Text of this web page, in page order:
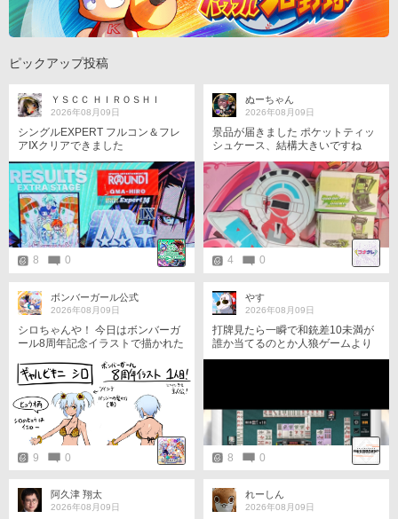
ピックアップ投稿
ＹＳＣＣ ＨＩＲＯＳＨＩ
2026年08月09日
シングルEXPERT フルコン＆フレ
アⅨクリアできました
8 0
ぬーちゃん
2026年08月09日
景品が届きました ポケットティッ
シュケース、結構大きいですね
4 0
ボンバーガール公式
2026年08月09日
シロちゃんや！ 今日はボンバーガ
ール8周年記念イラストで描かれた
を公開しちゃうよ！ ところで何で
ヒョウ柄になるとギャルっぽいの
かな？ それなら蛇柄や虎柄だとど
んな印象になるのか… 他にも人間
柄とか…ってそれ裸ですやん！ マ
スターのドベケスー！
9
0
やす
2026年08月09日
打牌見たら一瞬で和銃差10未満が
誰か当てるのとか人狼ゲームより
8 0
阿久津 翔太
2026年08月09日
れーしん
2026年08月09日